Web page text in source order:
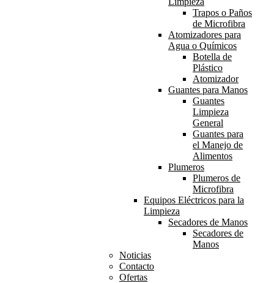
Trapos o Paños
de Microfibra
Atomizadores para
Agua o Químicos
Botella de
Plástico
Atomizador
Guantes para Manos
Guantes
Limpieza
General
Guantes para
el Manejo de
Alimentos
Plumeros
Plumeros de
Microfibra
Equipos Eléctricos para la
Limpieza
Secadores de Manos
Secadores de
Manos
Noticias
Contacto
Ofertas